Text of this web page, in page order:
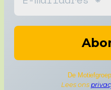
De
Lees ons